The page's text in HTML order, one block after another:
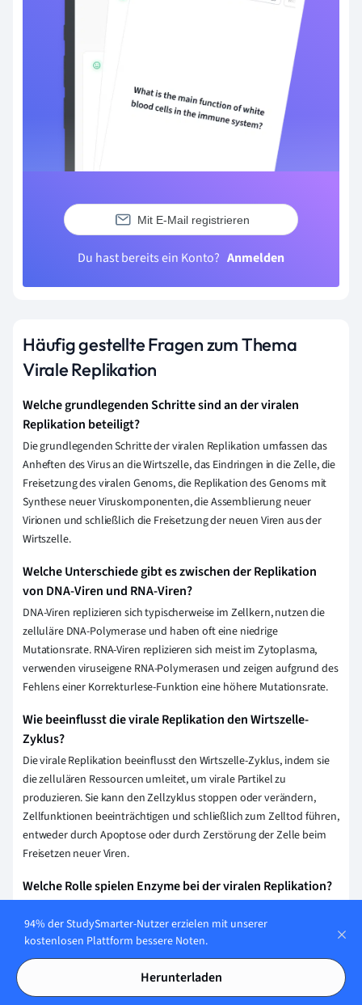
Mit E-Mail registrieren
Du hast bereits ein Konto? Anmelden
Häufig gestellte Fragen zum Thema
Virale Replikation
Welche grundlegenden Schritte sind an der viralen
Replikation beteiligt?
Die grundlegenden Schritte der viralen Replikation umfassen das
Anheften des Virus an die Wirtszelle, das Eindringen in die Zelle, die
Freisetzung des viralen Genoms, die Replikation des Genoms mit
Synthese neuer Viruskomponenten, die Assemblierung neuer
Virionen und schließlich die Freisetzung der neuen Viren aus der
Wirtszelle.
Welche Unterschiede gibt es zwischen der Replikation
von DNA-Viren und RNA-Viren?
DNA-Viren replizieren sich typischerweise im Zellkern, nutzen die
zelluläre DNA-Polymerase und haben oft eine niedrige
Mutationsrate. RNA-Viren replizieren sich meist im Zytoplasma,
verwenden viruseigene RNA-Polymerasen und zeigen aufgrund des
Fehlens einer Korrekturlese-Funktion eine höhere Mutationsrate.
Wie beeinflusst die virale Replikation den Wirtszelle-
Zyklus?
Die virale Replikation beeinflusst den Wirtszelle-Zyklus, indem sie
die zellulären Ressourcen umleitet, um virale Partikel zu
produzieren. Sie kann den Zellzyklus stoppen oder verändern,
Zellfunktionen beeinträchtigen und schließlich zum Zelltod führen,
entweder durch Apoptose oder durch Zerstörung der Zelle beim
Freisetzen neuer Viren.
Welche Rolle spielen Enzyme bei der viralen Replikation?
Synthese neuer viraler Nukleinsäuren und Proteine helfen.
Beispielsweise katalysieren virale Polymerasen die Replikation des
viralen Genoms, während Proteasen virale Proteine
herausschneiden und reifen lassen. Sie ermöglichen effiziente
Vermehrung und Freisetzung neuer Viruspartikel.
94% der StudySmarter-Nutzer erzielen mit unserer
kostenlosen Plattform bessere Noten.
Herunterladen